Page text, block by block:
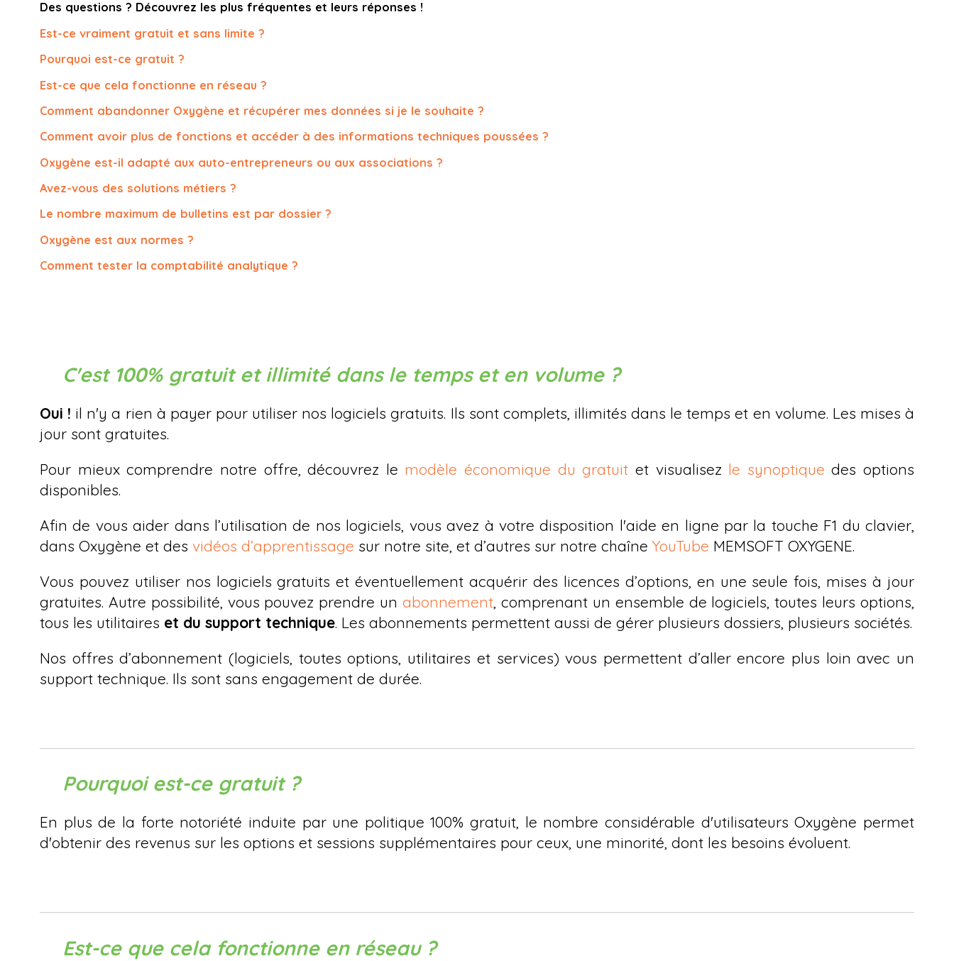
Des questions ? Découvrez les plus fréquentes et leurs réponses !
Est-ce vraiment gratuit et sans limite ?
Pourquoi est-ce gratuit ?
Est-ce que cela fonctionne en réseau ?
Comment abandonner Oxygène et récupérer mes données si je le souhaite ?
Comment avoir plus de fonctions et accéder à des informations techniques poussées ?
Oxygène est-il adapté aux auto-entrepreneurs ou aux associations ?
Avez-vous des solutions métiers ?
Le nombre maximum de bulletins est par dossier ?
Oxygène est aux normes ?
Comment tester la comptabilité analytique ?
C'est 100% gratuit et illimité dans le temps et en volume ?
Oui ! il n'y a rien à payer pour utiliser nos logiciels gratuits. Ils sont complets, illimités dans le temps et en volume. Les mises à
jour sont gratuites.
Pour mieux comprendre notre offre, découvrez le modèle économique du gratuit et visualisez le synoptique des options
disponibles.
Afin de vous aider dans l’utilisation de nos logiciels, vous avez à votre disposition l'aide en ligne par la touche F1 du clavier,
dans Oxygène et des vidéos d’apprentissage sur notre site, et d’autres sur notre chaîne YouTube MEMSOFT OXYGENE.
Vous pouvez utiliser nos logiciels gratuits et éventuellement acquérir des licences d’options, en une seule fois, mises à jour
gratuites. Autre possibilité, vous pouvez prendre unabonnement, comprenant un ensemble de logiciels, toutes leurs options,
tous les utilitaires et du support technique. Les abonnements permettent aussi de gérer plusieurs dossiers, plusieurs sociétés.
Nos offres d’abonnement (logiciels, toutes options, utilitaires et services) vous permettent d’aller encore plus loin avec un
support technique. Ils sont sans engagement de durée.
Pourquoi est-ce gratuit ?
En plus de la forte notoriété induite par une politique 100% gratuit, le nombre considérable d'utilisateurs Oxygène permet
d'obtenir des revenus sur les options et sessions supplémentaires pour ceux, une minorité, dont les besoins évoluent.
Est-ce que cela fonctionne en réseau ?